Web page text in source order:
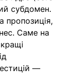
субдомен.
пропозиція,
Саме на
—